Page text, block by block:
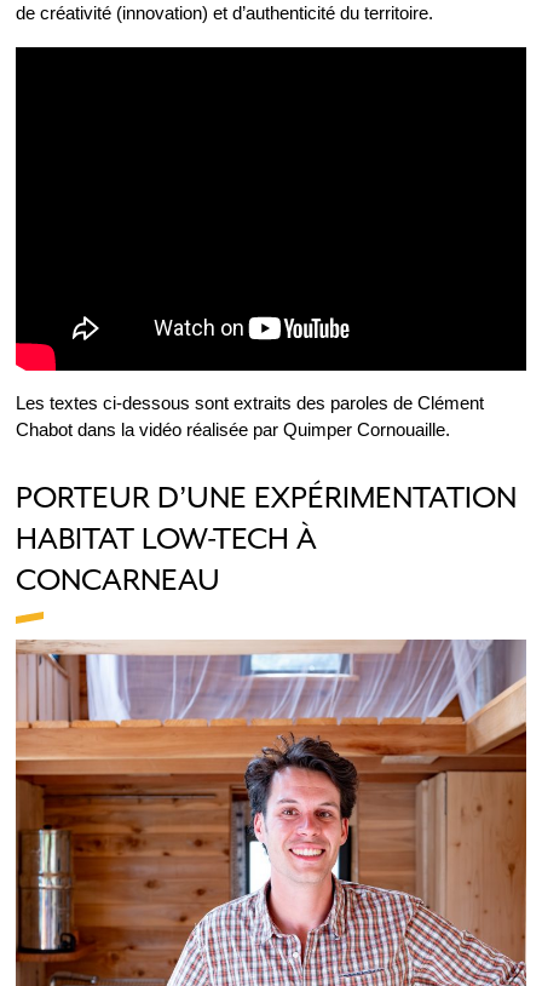
de créativité (innovation) et d’authenticité du territoire.
Les textes ci-dessous sont extraits des paroles de Clément
Chabot dans la vidéo réalisée par Quimper Cornouaille.
PORTEUR D’UNE EXPÉRIMENTATION
HABITAT LOW-TECH À
CONCARNEAU